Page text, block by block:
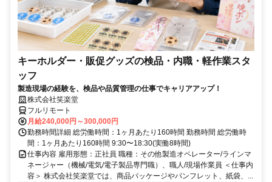
キーホルダー・販促グッズの検品・内職・軽作業スタ
ッフ
製造現場の経験を、検品や品質管理の仕事でキャリアアップ！
株式会社笑楽堂
フルリモート
月給240,000円～300,000円
勤務時間詳細 総労働時間：1ヶ月あたり160時間 勤務時間 総労働時
間：1ヶ月あたり160時間 9:30〜18:30(実働8時間)
仕事内容 雇用形態：正社員 職種：その他製造オペレーター/ラインマ
ネージャー（機械/電気/電子製品専門職）、職人/現場作業員 ＜仕事内
容＞ 株式会社笑楽堂では、商品パッケージやパンフレット、紙袋、...